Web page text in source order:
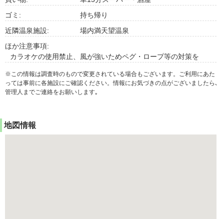
ゴミ:
持ち帰り
近隣温泉施設:
場内満天望温泉
ほか注意事項:
カラオケの使用禁止、風が強いためペグ・ロープ等の対策を
※この情報は調査時のもので変更されている場合もございます。ご利用にあた
っては事前に各施設にご確認ください。情報にお気づきの点がございましたら､
管理人までご連絡をお願いします｡
地図情報